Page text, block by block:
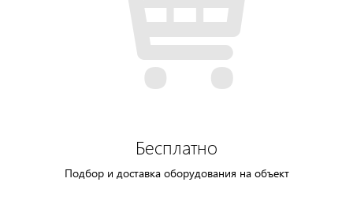
Бесплатно
Подбор и доставка оборудования на объект